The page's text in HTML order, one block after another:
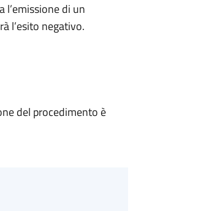
di un
l’esito negativo.
del procedimento è